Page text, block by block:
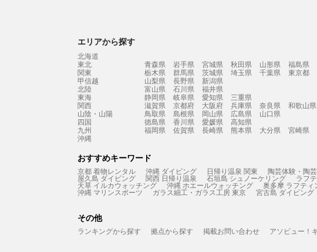
エリアから探す
北海道
東北
青森県 岩手県 宮城県 秋田県 山形県
福島県
関東
栃木県 群馬県 茨城県 埼玉県 千葉県 東京都
甲信越
山梨県 長野県
新潟県
北陸
富山県 石川県
福井県
東海
静岡県 岐阜県 愛知県
三重県
関西
滋賀県 京都府 大阪府 兵庫県 奈良県
和歌山県
山陰・山陽
鳥取県 島根県 岡山県 広島県
山口県
四国
徳島県 香川県 愛媛県
高知県
九州
福岡県 佐賀県 長崎県 熊本県 大分県 宮崎県
沖縄
おすすめキーワード
京都 着物レンタル 沖縄 ダイビング 日帰り温泉 関東 陶芸体験・陶
屋久島 ダイビング 関西 日帰り温泉 石垣島 シュノーケリング ラフ
天草 イルカウォッチング 沖縄 ホエールウォッチング 奥多摩 ラフティ
沖縄 マリンスポーツ ガラス細工・ガラス工房 東京 宮古島 ダイビング
その他
ランキングから探す 拠点から探す 掲載お問い合わせ アソビュー！